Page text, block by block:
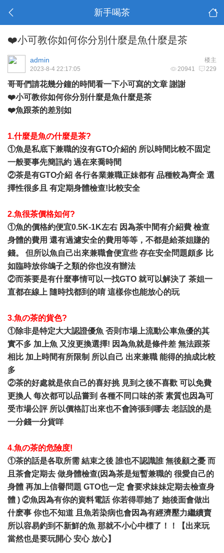
新手喝茶
❤️小可教你如何你分別什麼是魚什麼是茶
楼主
admin
20941 229
2023-8-4 22:17:05
哥哥們請花幾分鐘的時間看一下小可寫的文章 謝謝
❤️小可教你如何你分別什麼是魚什麼是茶
❤️魚跟茶的差別如
1.什麼是魚の什麼是茶?
①魚是私底下兼職的沒有GTO介紹的 所以時間比較不固定
一般要事先簡訊約 過在來喬時間
②茶是有GTO介紹 各行各業兼職正妹都有 品種較為齊全 選
擇性很多且 有定期身體檢查!比較安全
2.魚很茶價格如何?
①魚的價格約便宜0.5K-1K左右 因為茶中間有介紹費 檢查
身體的費用 還有過濾安全的費用等等，不都是給茶姐賺的
錢。 但所以魚自己出來兼職會便宜些 存在安全問題頗多 比
如臨時放你鴿子之類的你也沒有辦法
②而茶要是有什麼事情可以一找GTO 就可以解決了 茶姐一
直都在線上 隨時找都到的唷 這樣你也能放心的玩
3.魚の茶的貨色?
①除非是特定大大認證優魚 否則市場上流動公車魚優的其
實不多 加上魚 又沒更換選擇! 因為魚就是條件差 無法跟茶
相比 加上時間有所限制 所以自己 出來兼職 能得的抽成比較
多
②茶的好處就是依自己的喜好挑 見到之後不喜歡 可以免費
更換人 每次都可以品嘗到 各種不同口味的茶 素質也因為可
受市場公評 所以價格訂出來也不會誇張到哪去 老話說的是
一分錢一分貨咩
4.魚の茶的危險度!
①茶的話是各取所需 結束之後 誰也不認識誰 無後顧之憂 而
且茶會定期去 做身體檢查(因為茶是短暫兼職的 很愛自己的
身體 再加上信譽問題 GTO也一定 會要求妹妹定期去檢查身
體 ) ②魚因為有你的資料電話 你若得罪她了 她後面會做出
什麽事 你也不知道 且魚若染病也會因為有經濟壓力繼續賣
所以容易釣到不新鮮的魚 那就不小心中標了！！【出來玩
當然也是要玩開心 安心 放心】